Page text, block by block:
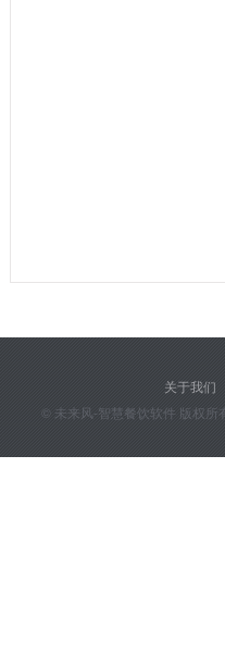
关于我们
© 未来风-智慧餐饮软件 版权所